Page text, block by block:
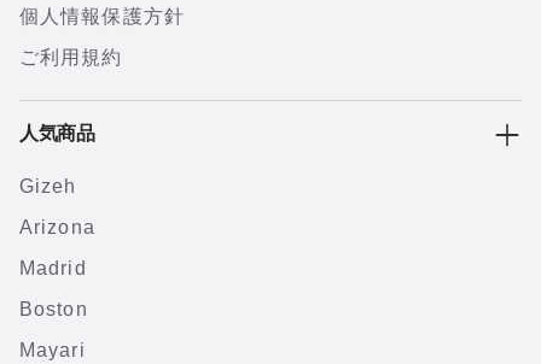
個人情報保護方針
ご利用規約
人気商品
Gizeh
Arizona
Madrid
Boston
Mayari